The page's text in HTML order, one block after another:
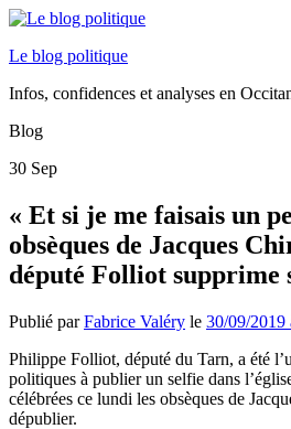
Le blog politique
Infos, confidences et analyses en
Blog
30 Sep
« Et si je me faisais un
obsèques de Jacques
député Folliot supprime
Publié parFabrice Valéry le 30/09/2019
Philippe Folliot, député du Tarn, a été
politiques à publier un selfie dans
célébrées ce lundi les obsèques de
dépublier.